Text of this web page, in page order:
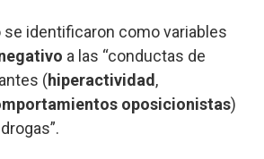
identificaron como variables
a las “conductas de
(hiperactividad ,
oposicionistas)